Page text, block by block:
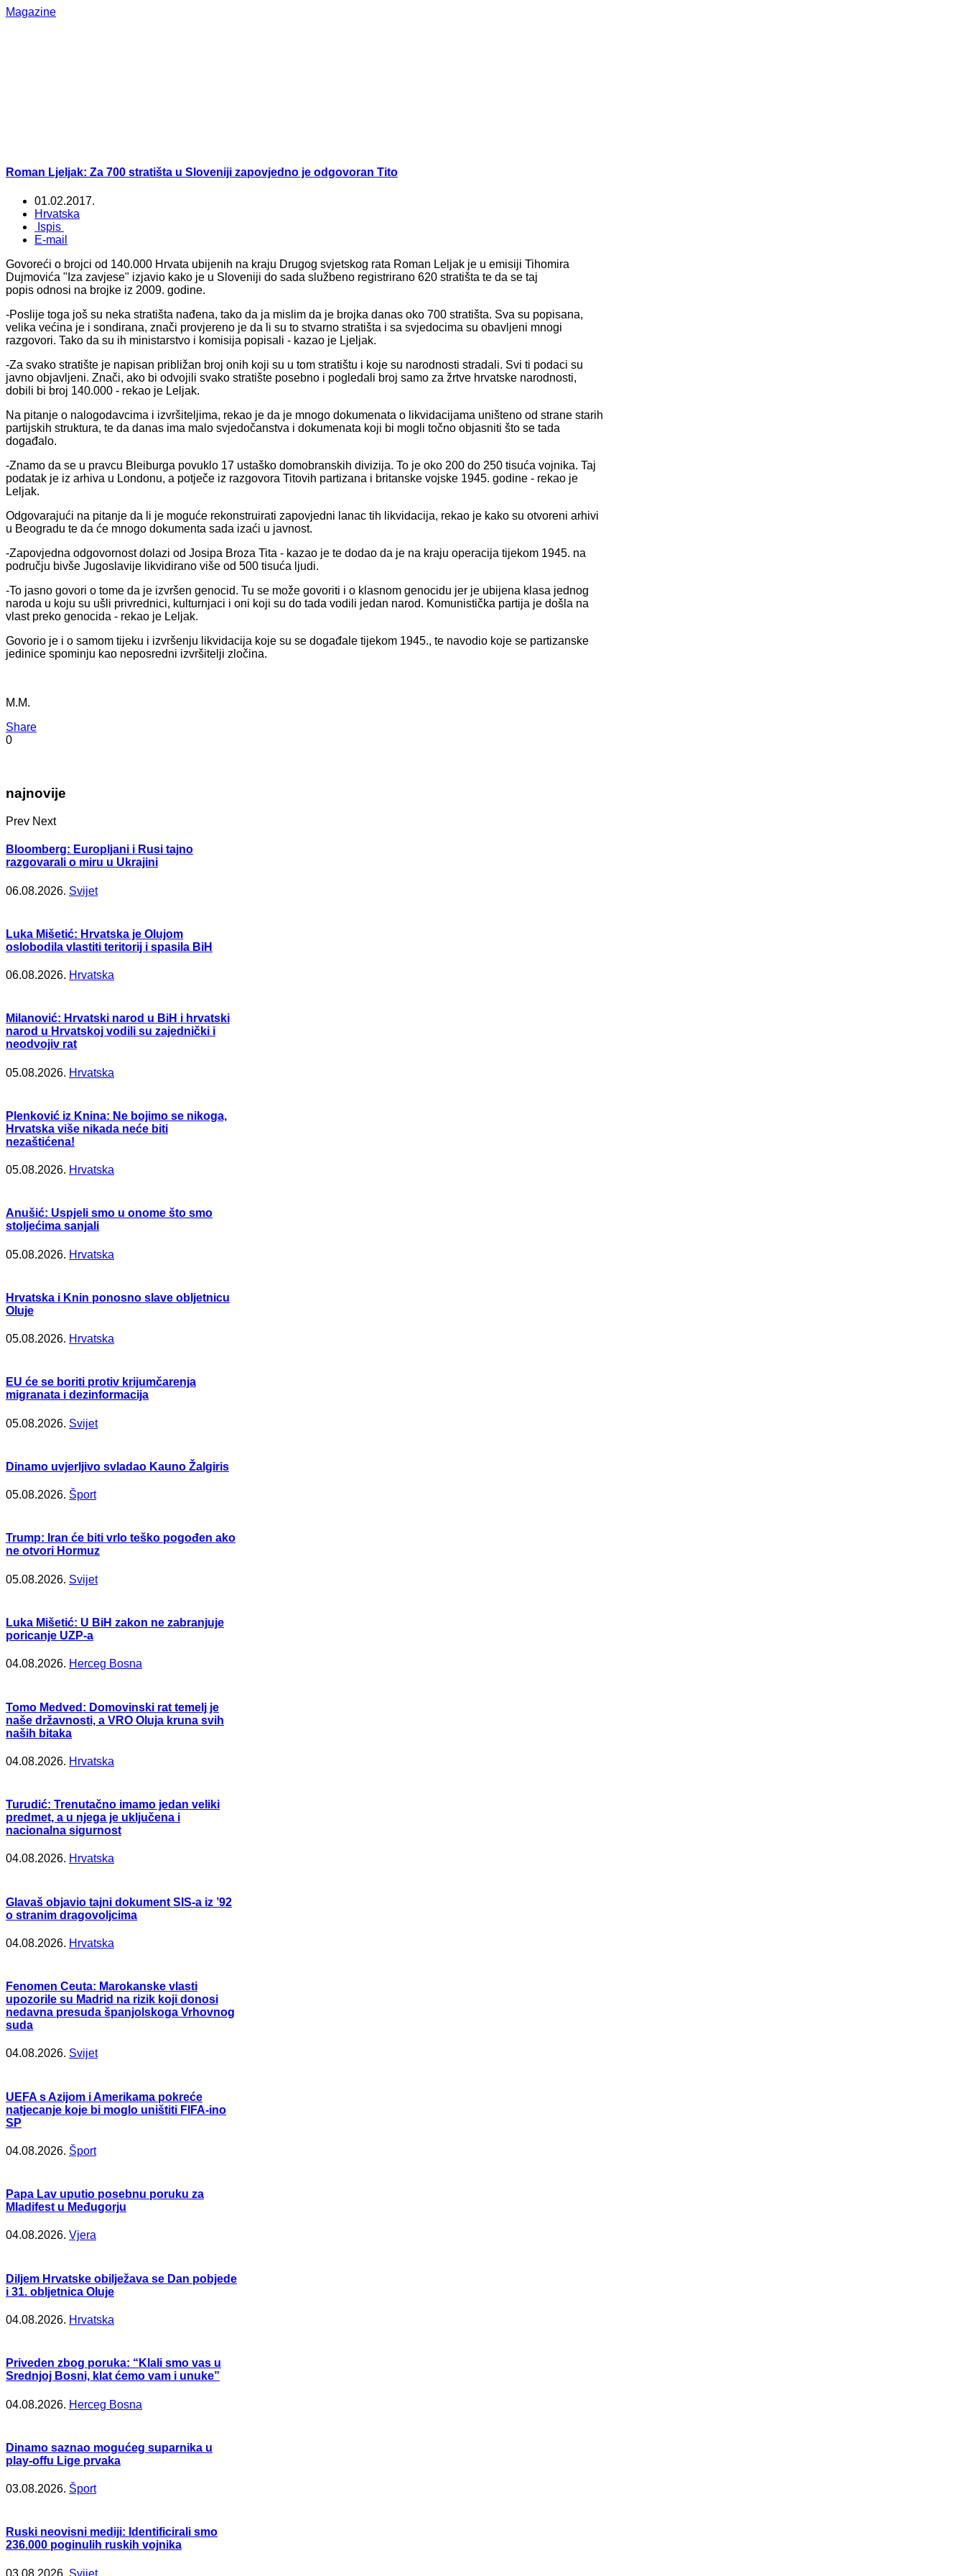
Magazine
Roman Ljeljak: Za 700 stratišta u Sloveniji zapovjedno je odgovoran Tito
01.02.2017.
Hrvatska
Ispis
E-mail
Govoreći o brojci od 140.000 Hrvata ubijenih na kraju Drugog svjetskog rata Roman Leljak je u emisiji Tihomira
Dujmovića "Iza zavjese" izjavio kako je u Sloveniji do sada službeno registrirano 620 stratišta te da se taj
popis odnosi na brojke iz 2009. godine.
-Poslije toga još su neka stratišta nađena, tako da ja mislim da je brojka danas oko 700 stratišta. Sva su popisana,
velika većina je i sondirana, znači provjereno je da li su to stvarno stratišta i sa svjedocima su obavljeni mnogi
razgovori. Tako da su ih ministarstvo i komisija popisali - kazao je Ljeljak.
-Za svako stratište je napisan približan broj onih koji su u tom stratištu i koje su narodnosti stradali. Svi ti podaci su
javno objavljeni. Znači, ako bi odvojili svako stratište posebno i pogledali broj samo za žrtve hrvatske narodnosti,
dobili bi broj 140.000 - rekao je Leljak.
Na pitanje o nalogodavcima i izvršiteljima, rekao je da je mnogo dokumenata o likvidacijama uništeno od strane starih
partijskih struktura, te da danas ima malo svjedočanstva i dokumenata koji bi mogli točno objasniti što se tada
događalo.
-Znamo da se u pravcu Bleiburga povuklo 17 ustaško domobranskih divizija. To je oko 200 do 250 tisuća vojnika. Taj
podatak je iz arhiva u Londonu, a potječe iz razgovora Titovih partizana i britanske vojske 1945. godine - rekao je
Leljak.
Odgovarajući na pitanje da li je moguće rekonstruirati zapovjedni lanac tih likvidacija, rekao je kako su otvoreni arhivi
u Beogradu te da će mnogo dokumenta sada izaći u javnost.
-Zapovjedna odgovornost dolazi od Josipa Broza Tita - kazao je te dodao da je na kraju operacija tijekom 1945. na
području bivše Jugoslavije likvidirano više od 500 tisuća ljudi.
-To jasno govori o tome da je izvršen genocid. Tu se može govoriti i o klasnom genocidu jer je ubijena klasa jednog
naroda u koju su ušli privrednici, kulturnjaci i oni koji su do tada vodili jedan narod. Komunistička partija je došla na
vlast preko genocida - rekao je Leljak.
Govorio je i o samom tijeku i izvršenju likvidacija koje su se događale tijekom 1945., te navodio koje se partizanske
jedinice spominju kao neposredni izvršitelji zločina.
M.M.
Share
0
najnovije
Prev Next
Bloomberg: Europljani i Rusi tajno
razgovarali o miru u Ukrajini
06.08.2026. Svijet
Luka Mišetić: Hrvatska je Olujom
oslobodila vlastiti teritorij i spasila BiH
06.08.2026. Hrvatska
Milanović: Hrvatski narod u BiH i hrvatski
narod u Hrvatskoj vodili su zajednički i
neodvojiv rat
05.08.2026. Hrvatska
Plenković iz Knina: Ne bojimo se nikoga,
Hrvatska više nikada neće biti
nezaštićena!
05.08.2026. Hrvatska
Anušić: Uspjeli smo u onome što smo
stoljećima sanjali
05.08.2026. Hrvatska
Hrvatska i Knin ponosno slave obljetnicu
Oluje
05.08.2026. Hrvatska
EU će se boriti protiv krijumčarenja
migranata i dezinformacija
05.08.2026. Svijet
Dinamo uvjerljivo svladao Kauno Žalgiris
05.08.2026. Šport
Trump: Iran će biti vrlo teško pogođen ako
ne otvori Hormuz
05.08.2026. Svijet
Luka Mišetić: U BiH zakon ne zabranjuje
poricanje UZP-a
04.08.2026. Herceg Bosna
Tomo Medved: Domovinski rat temelj je
naše državnosti, a VRO Oluja kruna svih
naših bitaka
04.08.2026. Hrvatska
Turudić: Trenutačno imamo jedan veliki
predmet, a u njega je uključena i
nacionalna sigurnost
04.08.2026. Hrvatska
Glavaš objavio tajni dokument SIS-a iz ’92
o stranim dragovoljcima
04.08.2026. Hrvatska
Fenomen Ceuta: Marokanske vlasti
upozorile su Madrid na rizik koji donosi
nedavna presuda španjolskoga Vrhovnog
suda
04.08.2026. Svijet
UEFA s Azijom i Amerikama pokreće
natjecanje koje bi moglo uništiti FIFA-ino
SP
04.08.2026. Šport
Papa Lav uputio posebnu poruku za
Mladifest u Međugorju
04.08.2026. Vjera
Diljem Hrvatske obilježava se Dan pobjede
i 31. obljetnica Oluje
04.08.2026. Hrvatska
Priveden zbog poruka: “Klali smo vas u
Srednjoj Bosni, klat ćemo vam i unuke”
04.08.2026. Herceg Bosna
Dinamo saznao mogućeg suparnika u
play-offu Lige prvaka
03.08.2026. Šport
Ruski neovisni mediji: Identificirali smo
236.000 poginulih ruskih vojnika
03.08.2026. Svijet